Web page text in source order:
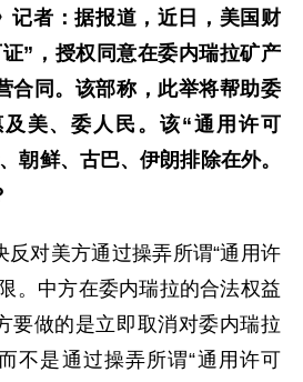
记者：据报道，近日，美国财
”，授权同意在委内瑞拉矿产
合同。该部称，此举将帮助委
美、委人民。该“通用许可
朝鲜、古巴、伊朗排除在外。
反对美方通过操弄所谓“通用许
。中方在委内瑞拉的合法权益
要做的是立即取消对委内瑞拉
不是通过操弄所谓“通用许可